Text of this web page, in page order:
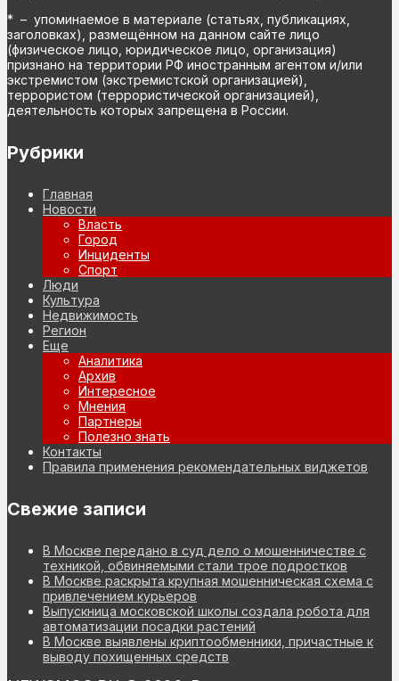
* – упоминаемое в материале (статьях, публикациях,
заголовках), размещённом на данном сайте лицо
(физическое лицо, юридическое лицо, организация)
признано на территории РФ иностранным агентом и/или
экстремистом (экстремистской организацией),
террористом (террористической организацией),
деятельность которых запрещена в России.
Рубрики
Главная
Новости
Власть
Город
Инциденты
Спорт
Люди
Культура
Недвижимость
Регион
Еще
Аналитика
Архив
Интересное
Мнения
Партнеры
Полезно знать
Контакты
Правила применения рекомендательных виджетов
Свежие записи
В Москве передано в суд дело о мошенничестве с
техникой, обвиняемыми стали трое подростков
В Москве раскрыта крупная мошенническая схема с
привлечением курьеров
Выпускница московской школы создала робота для
автоматизации посадки растений
В Москве выявлены криптообменники, причастные к
выводу похищенных средств